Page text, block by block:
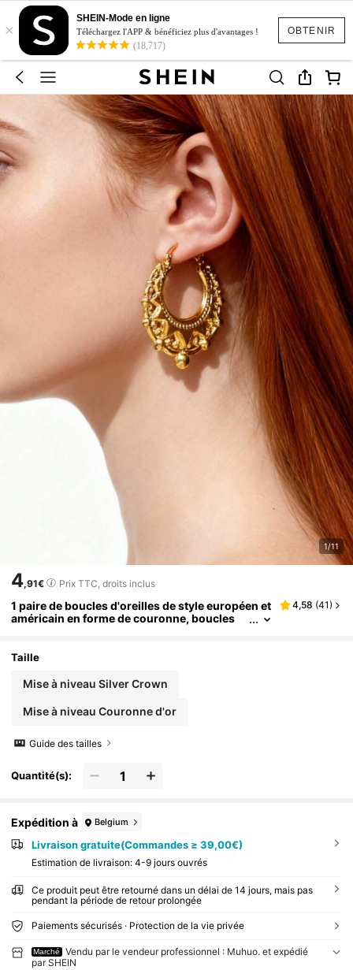
OBTENIR
×
SHEIN-Mode en ligne
Téléchargez l'APP & bénéficiez plus d'avantages !
(18,717)
1/11
4,91€ Prix TTC, droits inclus
1 paire de boucles d'oreilles de style européen et
américain en forme de couronne, boucles
4,58 (41)
Taille
Mise à niveau Silver Crown
Mise à niveau Couronne d'or
Guide des tailles
Quantité(s):
Expédition à Belgium
Livraison gratuite(Commandes ≥ 39,00€)
Estimation de livraison: 4-9 jours ouvrés
Ce produit peut être retourné dans un délai de 14 jours, mais pas
pendant la période de retour prolongée
Paiements sécurisés · Protection de la vie privée
Marché
Vendu par le vendeur professionnel : Muhuo. et expédié
par SHEIN